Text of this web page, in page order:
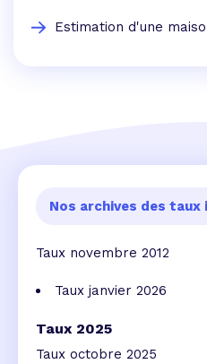
Estimation d'une
Nos archives des taux
Taux novembre 2012
Taux janvier 2026
Taux 2025
Taux octobre 2025